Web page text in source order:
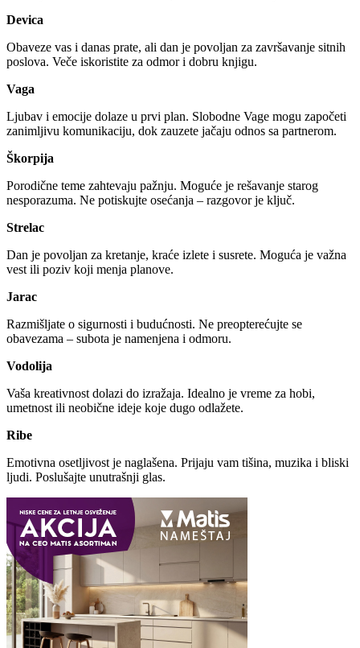
Devica
Obaveze vas i danas prate, ali dan je povoljan za završavanje sitnih
poslova. Veče iskoristite za odmor i dobru knjigu.
Vaga
Ljubav i emocije dolaze u prvi plan. Slobodne Vage mogu započeti
zanimljivu komunikaciju, dok zauzete jačaju odnos sa partnerom.
Škorpija
Porodične teme zahtevaju pažnju. Moguće je rešavanje starog
nesporazuma. Ne potiskujte osećanja – razgovor je ključ.
Strelac
Dan je povoljan za kretanje, kraće izlete i susrete. Moguća je važna
vest ili poziv koji menja planove.
Jarac
Razmišljate o sigurnosti i budućnosti. Ne preopterećujte se
obavezama – subota je namenjena i odmoru.
Vodolija
Vaša kreativnost dolazi do izražaja. Idealno je vreme za hobi,
umetnost ili neobične ideje koje dugo odlažete.
Ribe
Emotivna osetljivost je naglašena. Prijaju vam tišina, muzika i bliski
ljudi. Poslušajte unutrašnji glas.